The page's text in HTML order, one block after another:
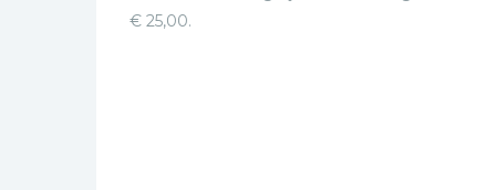
€ 25,00.